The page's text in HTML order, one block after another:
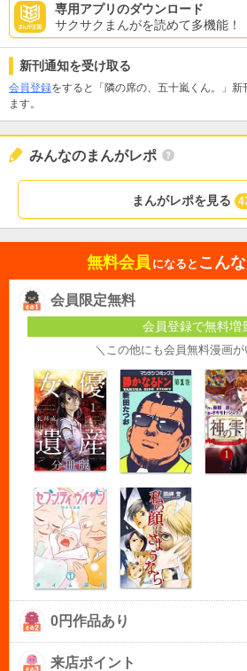
専用アプリのダウンロード
サクサクまんがを読めて多機能！
新刊通知を受け取る
会員登録をすると「隣の席の、五十嵐くん。」
ます。
みんなのまんがレポ
まんがレポを見る
無料会員 になると こん
会員限定無料
会員登録で無料増
＼この他にも会員無料漫画が
0円作品あり
来店ポイント